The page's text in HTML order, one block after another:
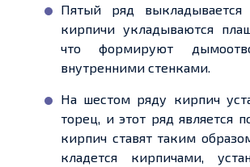
Пятый ряд
кирпичи укладываются
что формируют
внутренними стенками.
На шестом ряду кирпич
торец, и этот ряд является
кирпич ставят таким
кладется кирпичами,